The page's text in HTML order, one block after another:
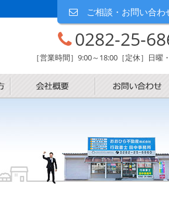
ご相談・お問い合わ
0282-25-
［営業時間］9:00～18:00［定休］日曜